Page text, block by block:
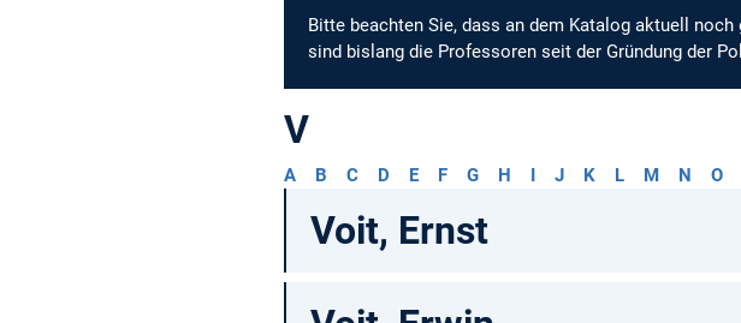
Bitte beachten Sie, dass an dem Katalog aktuell
sind bislang die Professoren seit der Gründung der
V
A B C D E F G H I J K L M N O
Voit, Ernst